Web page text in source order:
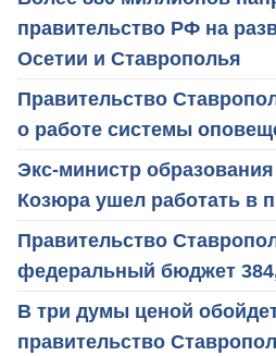
правительство РФ на
Осетии и Ставрополья
Правительство
о работе системы
Экс-министр
Козюра ушел работать в
Правительство
федеральный бюджет
В три думы ценой
правительство